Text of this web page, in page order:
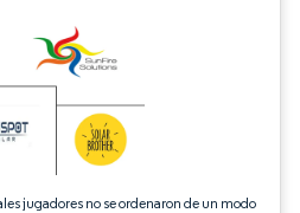
jugadores no se ordenaron de un modo